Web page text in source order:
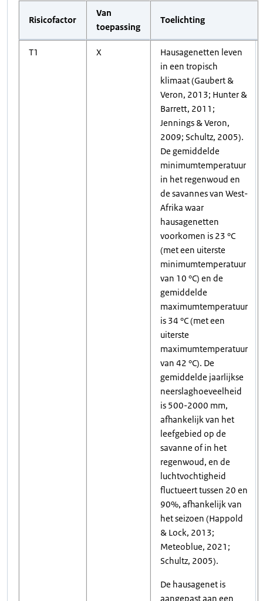
Risicofactor
Van
toepassing
Toelichting
T1 X
Hausagenetten leven
in een tropisch
klimaat (Gaubert &
Veron, 2013; Hunter &
Barrett, 2011;
Jennings & Veron,
2009; Schultz, 2005).
De gemiddelde
minimumtemperatuur
in het regenwoud en
de savannes van West-
Afrika waar
hausagenetten
voorkomen is 23 °C
(met een uiterste
minimumtemperatuur
van 10 °C) en de
gemiddelde
maximumtemperatuur
is 34 °C (met een
uiterste
maximumtemperatuur
van 42 °C). De
gemiddelde jaarlijkse
neerslaghoeveelheid
is 500-2000 mm,
afhankelijk van het
leefgebied op de
savanne of in het
regenwoud, en de
luchtvochtigheid
fluctueert tussen 20 en
90%, afhankelijk van
het seizoen (Happold
& Lock, 2013;
Meteoblue, 2021;
Schultz, 2005).
De hausagenet is
aangepast aan een